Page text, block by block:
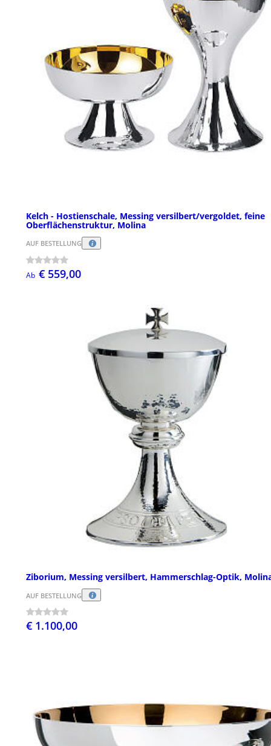
Kelch - Hostienschale, Messing versilbert/vergoldet, feine
Oberflächenstruktur, Molina
AUF BESTELLUNG
Ab € 559,00
Ziborium, Messing versilbert, Hammerschlag-Optik,
AUF BESTELLUNG
€ 1.100,00